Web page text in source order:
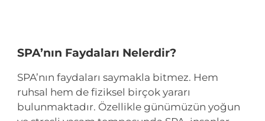
SPA’nın Faydaları Nelerdir?
SPA’nın faydaları saymakla bitmez. Hem
ruhsal hem de fiziksel birçok yararı
bulunmaktadır. Özellikle günümüzün yoğun